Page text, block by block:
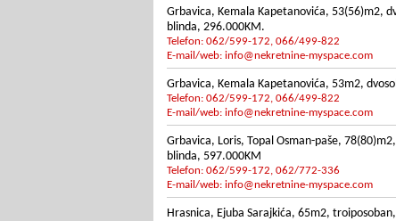
Grbavica, Kemala Kapetanovića, 53(56)m2,
blinda, 296.000KM.
Telefon: 062/599-172, 066/499-822
E-mail/web: info@nekretnine-myspace.com
Grbavica, Kemala Kapetanovića, 53m2,
Telefon: 062/599-172, 066/499-822
E-mail/web: info@nekretnine-myspace.com
Grbavica, Loris, Topal Osman-paše,
blinda, 597.000KM
Telefon: 062/599-172, 062/772-336
E-mail/web: info@nekretnine-myspace.com
Hrasnica, Ejuba Sarajkića, 65m2,